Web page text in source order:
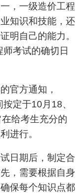
，一级造价工程
知识和技能，还
明自己的能力。
考试的确切日
官方通知，
定于10月18、
给考生充分的
进行。
日期后，制定合
，需要根据自身
保每个知识点都